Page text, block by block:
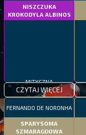
NISZCZUKA
KROKODYLA ALBINOS
MITYCZNA
CZYTAJ WIĘCEJ
FERNANDO DE NORONHA
SPARYSOMA
SZMARAGDOWA